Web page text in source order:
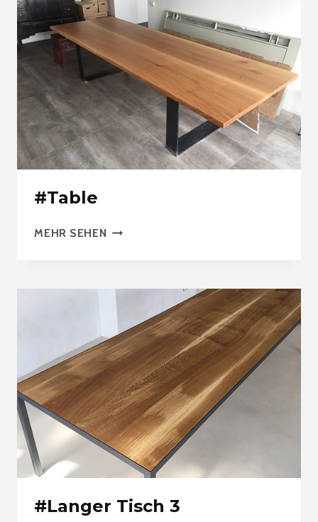
#Table
MEHR SEHEN #TABLE
#Langer Tisch 3